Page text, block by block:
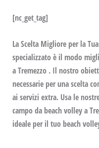
[nc_get_tag]
La Scelta Migliore per la
specializzato è il modo
a Tremezzo . Il nostro
necessarie per una scelta
ai servizi extra. Usa le
campo da beach volley a
ideale per il tuo beach